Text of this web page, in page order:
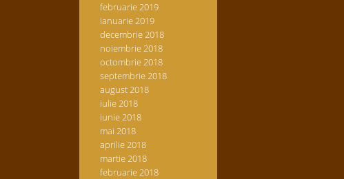
februarie 2019
ianuarie 2019
decembrie 2018
noiembrie 2018
octombrie 2018
septembrie 2018
august 2018
iulie 2018
iunie 2018
mai 2018
aprilie 2018
martie 2018
februarie 2018